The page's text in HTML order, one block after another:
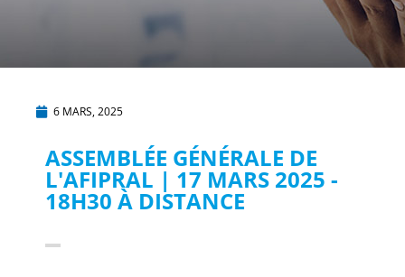
6 MARS, 2025
ASSEMBLÉE GÉNÉRALE DE
L'AFIPRAL | 17 MARS 2025 -
18H30 À DISTANCE